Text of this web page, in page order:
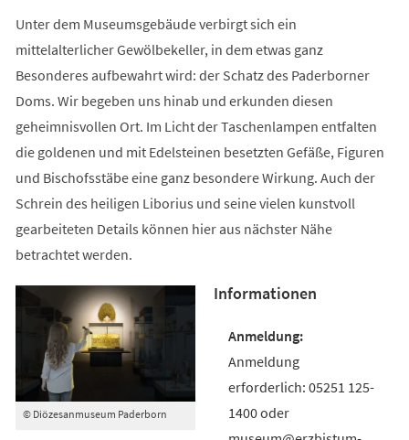
Unter dem Museumsgebäude verbirgt sich ein
mittelalterlicher Gewölbekeller, in dem etwas ganz
Besonderes aufbewahrt wird: der Schatz des Paderborner
Doms. Wir begeben uns hinab und erkunden diesen
geheimnisvollen Ort. Im Licht der Taschenlampen entfalten
die goldenen und mit Edelsteinen besetzten Gefäße, Figuren
und Bischofsstäbe eine ganz besondere Wirkung. Auch der
Schrein des heiligen Liborius und seine vielen kunstvoll
gearbeiteten Details können hier aus nächster Nähe
betrachtet werden.
© Diözesanmuseum Paderborn
Informationen
Anmeldung
erforderlich: 05251 125-
1400 oder